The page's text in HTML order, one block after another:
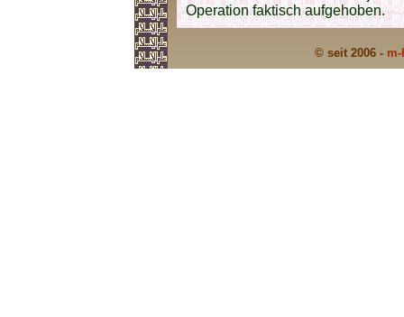
Operation faktisch aufgehoben.
© seit 2006 -